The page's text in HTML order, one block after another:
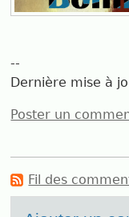
--
Dernière mise à
Poster un
Fil des